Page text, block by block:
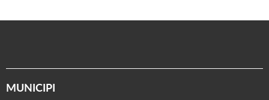
MUNICIPI